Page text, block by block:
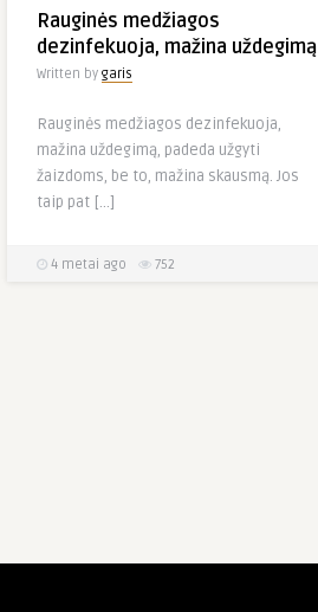
Rauginės medžiagos
dezinfekuoja, mažina uždegimą
Written by garis
Rauginės medžiagos dezinfekuoja,
mažina uždegimą, padeda užgyti
žaizdoms, be to, mažina skausmą. Jos
taip pat […]
4 metai ago 752